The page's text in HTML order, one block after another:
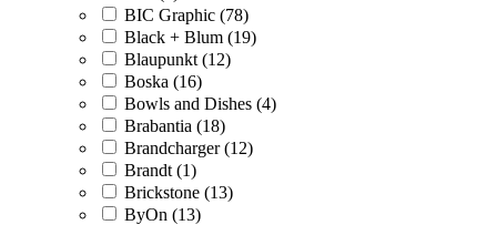
BIC Graphic (78)
Black + Blum (19)
Blaupunkt (12)
Boska (16)
Bowls and Dishes (4)
Brabantia (18)
Brandcharger (12)
Brandt (1)
Brickstone (13)
ByOn (13)